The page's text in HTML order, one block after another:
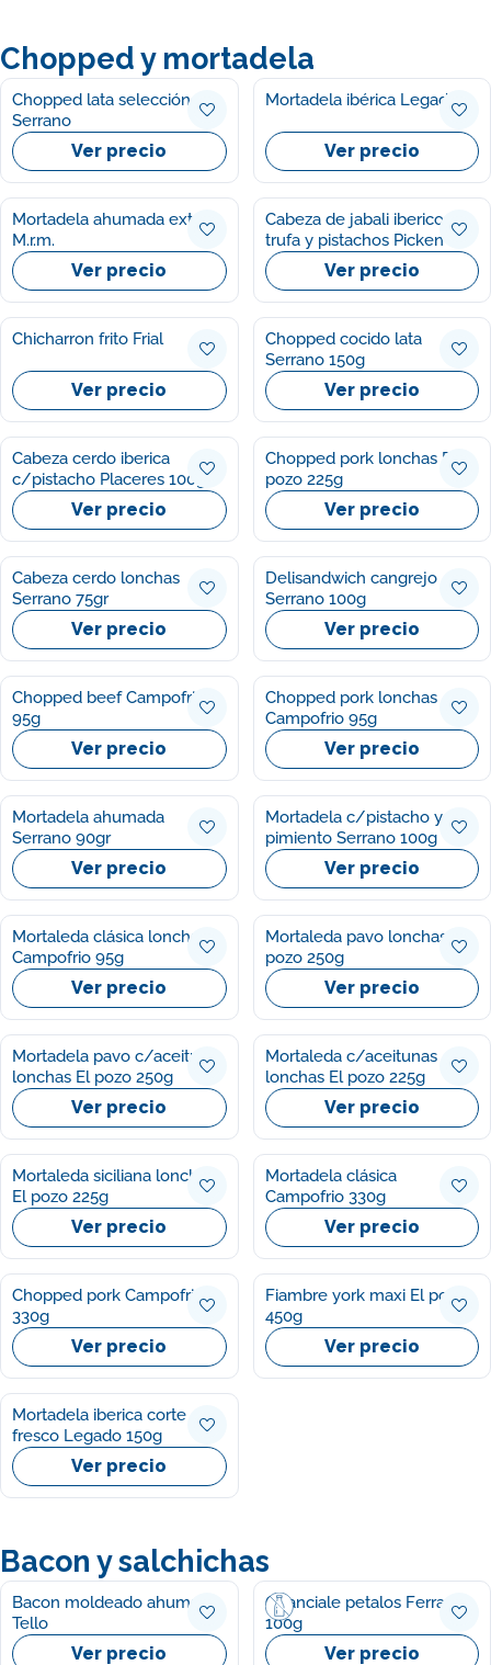
Chopped y mortadela
Chopped lata selección
Serrano
Ver precio
Mortadela ibérica Legado
Ver precio
Mortadela ahumada extra
M.r.m.
Ver precio
Cabeza de jabali iberico c/
trufa y pistachos Picken
Ver precio
Chicharron frito Frial
Ver precio
Chopped cocido lata
Serrano 150g
Ver precio
Cabeza cerdo iberica
c/pistacho Placeres 100g
Ver precio
Chopped pork lonchas El
pozo 225g
Ver precio
Cabeza cerdo lonchas
Serrano 75gr
Ver precio
Delisandwich cangrejo
Serrano 100g
Ver precio
Chopped beef Campofrio
95g
Ver precio
Chopped pork lonchas
Campofrio 95g
Ver precio
Mortadela ahumada
Serrano 90gr
Ver precio
Mortadela c/pistacho y
pimiento Serrano 100g
Ver precio
Mortaleda clásica lonchas
Campofrio 95g
Ver precio
Mortaleda pavo lonchas El
pozo 250g
Ver precio
Mortadela pavo c/aceituna
lonchas El pozo 250g
Ver precio
Mortaleda c/aceitunas
lonchas El pozo 225g
Ver precio
Mortaleda siciliana lonchas
El pozo 225g
Ver precio
Mortadela clásica
Campofrio 330g
Ver precio
Chopped pork Campofrio
330g
Ver precio
Fiambre york maxi El pozo
450g
Ver precio
Mortadela iberica corte
fresco Legado 150g
Ver precio
Bacon y salchichas
Bacon moldeado ahumado
Tello
Ver precio
Guanciale petalos Ferrarini
100g
Ver precio